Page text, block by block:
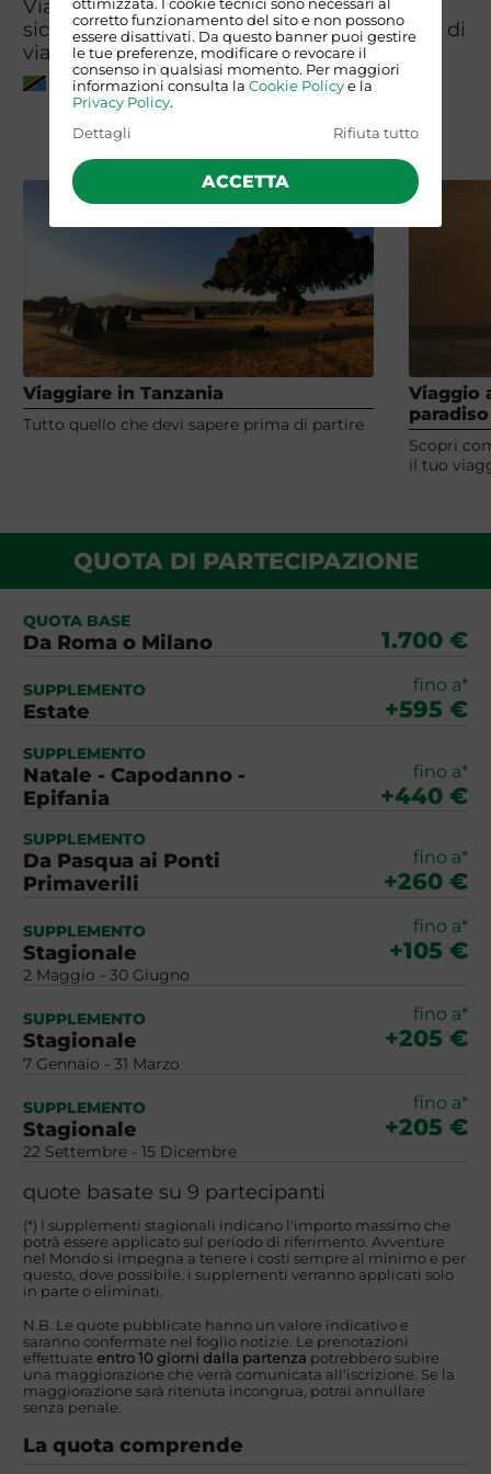
ottimizzata. I cookie tecnici sono necessari al
corretto funzionamento del sito e non possono
essere disattivati. Da questo banner puoi gestire
le tue preferenze, modificare o revocare il
consenso in qualsiasi momento. Per maggiori
informazioni consulta la Cookie Policye la
Privacy Policy.
Dettagli
Rifiuta tutto
ACCETTA
Viaggiare Sicuri per informazioni su
sicurezza, clima, meteo, sanità, documenti di
viaggio, visti e valuta.
Tanzania
Viaggiare in Tanzania
Tutto quello che devi sapere prima di partire
Viaggio
Scopri
il tuo
QUOTA DI PARTECIPAZIONE
QUOTA BASE
Da Roma o Milano 1.700 €
SUPPLEMENTO
Estate
fino a*
+595 €
SUPPLEMENTO
Natale - Capodanno -
Epifania
fino a*
+440 €
SUPPLEMENTO
Da Pasqua ai Ponti
Primaverili
fino a*
+260 €
SUPPLEMENTO
Stagionale
2 Maggio - 30 Giugno
fino a*
+105 €
SUPPLEMENTO
Stagionale
7 Gennaio - 31 Marzo
fino a*
+205 €
SUPPLEMENTO
Stagionale
22 Settembre - 15 Dicembre
fino a*
+205 €
quote basate su 9 partecipanti
(*) I supplementi stagionali indicano l'importo massimo che
potrà essere applicato sul periodo di riferimento. Avventure
nel Mondo si impegna a tenere i costi sempre al minimo e per
questo, dove possibile, i supplementi verranno applicati solo
in parte o eliminati.
N.B. Le quote pubblicate hanno un valore indicativo e
saranno confermate nel foglio notizie. Le prenotazioni
effettuate entro 10 giorni dalla partenza potrebbero subire
una maggiorazione che verrà comunicata all'iscrizione. Se la
maggiorazione sarà ritenuta incongrua, potrai annullare
senza penale.
La quota comprende